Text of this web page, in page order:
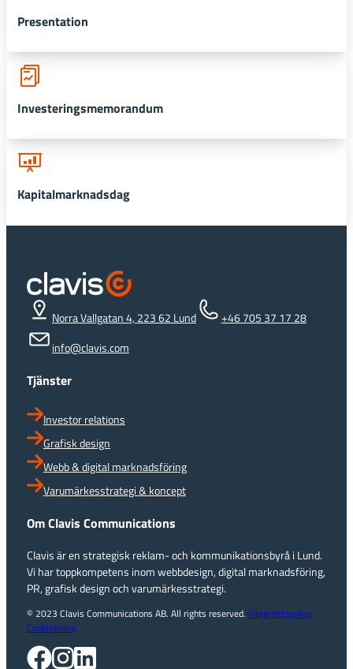
Presentation
Investeringsmemorandum
Kapitalmarknadsdag
Norra Vallgatan 4, 223 62 Lund
+46 705 37 17 28
info@clavis.com
Tjänster
Investor relations
Grafisk design
Webb & digital marknadsföring
Varumärkesstrategi & koncept
Om Clavis Communications
Clavis är en strategisk reklam- och kommunikationsbyrå i Lund.
Vi har toppkompetens inom webbdesign, digital marknadsföring,
PR, grafisk design och varumärkesstrategi.
© 2023 Clavis Communications AB. All rights reserved. Integritetspolicy
Cookiepolicy